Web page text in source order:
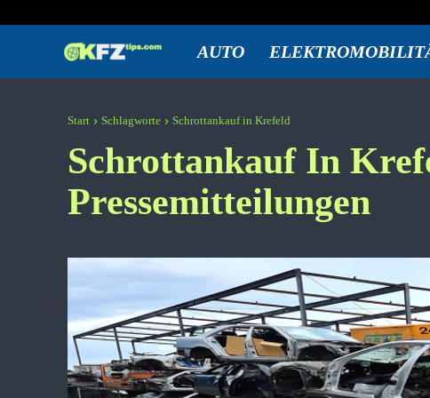
KFZtips.com
AUTO
Start Schlagworte Schrottankauf in Krefeld
Schrottankauf In
Pressemitteilungen